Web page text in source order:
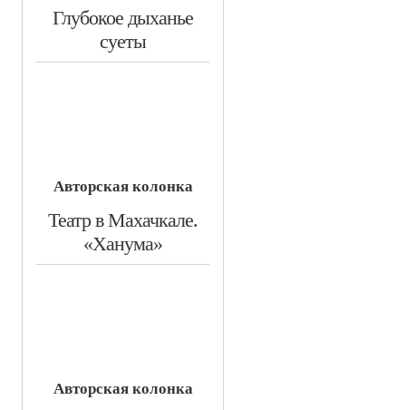
​Глубокое дыханье
суеты
Авторская колонка
​Театр в Махачкале.
«Ханума»
Авторская колонка